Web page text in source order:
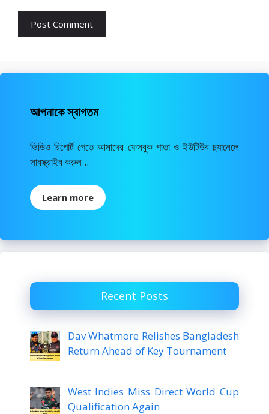
আপনাকে স্বাগতম
ভিডিও রিপোর্ট পেতে আমাদের ফেসবুক পাতা ও ইউটিউব চ্যানেলে
সাবস্ক্রাইব করুন ..
Learn more
Recent Posts
Dav Whatmore Relishes Bangladesh
Return Ahead of Key Tournament
West Indies Miss Direct World Cup
Qualification Again